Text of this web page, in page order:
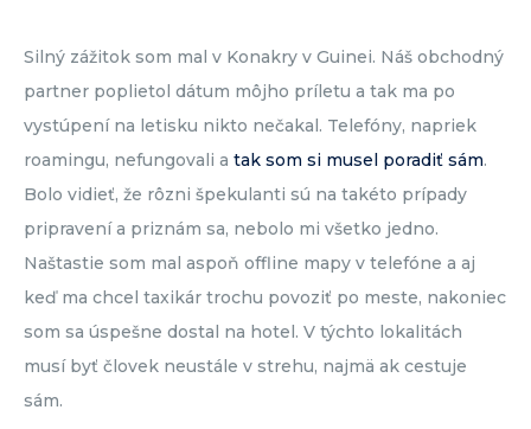
Silný zážitok som mal v Konakry v Guinei. Náš obchodný
partner poplietol dátum môjho príletu a tak ma po
vystúpení na letisku nikto nečakal. Telefóny, napriek
roamingu, nefungovali a tak som si musel poradiť sám.
Bolo vidieť, že rôzni špekulanti sú na takéto prípady
pripravení a priznám sa, nebolo mi všetko jedno.
Naštastie som mal aspoň offline mapy v telefóne a aj
keď ma chcel taxikár trochu povoziť po meste, nakoniec
som sa úspešne dostal na hotel. V týchto lokalitách
musí byť človek neustále v strehu, najmä ak cestuje
sám.